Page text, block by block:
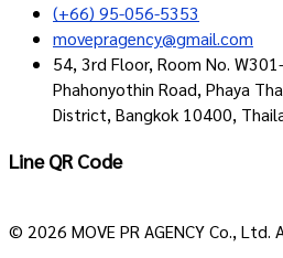
(+66) 95-056-5353
movepragency@gmail.com
54, 3rd Floor, Room No.
Phahonyothin Road, Phaya
District, Bangkok 10400,
Line QR Code
© 2026 MOVE PR AGENCY Co., Ltd.